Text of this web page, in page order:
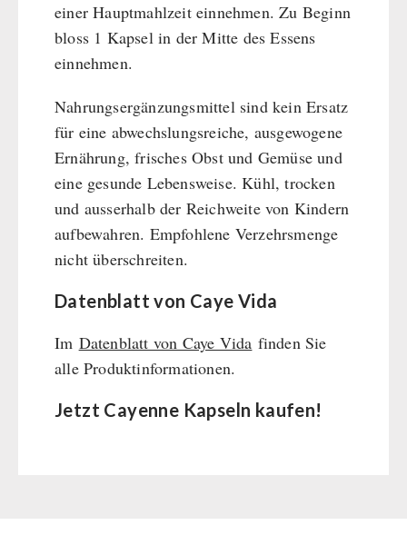
einer Hauptmahlzeit einnehmen. Zu Beginn
bloss 1 Kapsel in der Mitte des Essens
einnehmen.
Nahrungsergänzungsmittel sind kein Ersatz
für eine abwechslungsreiche, ausgewogene
Ernährung, frisches Obst und Gemüse und
eine gesunde Lebensweise. Kühl, trocken
und ausserhalb der Reichweite von Kindern
aufbewahren. Empfohlene Verzehrsmenge
nicht überschreiten.
Datenblatt von Caye Vida
Im Datenblatt von Caye Vida finden Sie
alle Produktinformationen.
Jetzt Cayenne Kapseln kaufen!